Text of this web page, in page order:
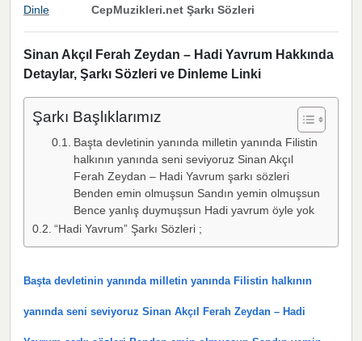
Dinle
CepMuzikleri.net Şarkı Sözleri
Sinan Akçıl Ferah Zeydan – Hadi Yavrum Hakkında
Detaylar, Şarkı Sözleri ve Dinleme Linki
Şarkı Başlıklarımız
Başta devletinin yanında milletin yanında Filistin
halkının yanında seni seviyoruz Sinan Akçıl
Ferah Zeydan – Hadi Yavrum şarkı sözleri
Benden emin olmuşsun Sandın yemin olmuşsun
Bence yanlış duymuşsun Hadi yavrum öyle yok
“Hadi Yavrum” Şarkı Sözleri ;
Başta devletinin yanında milletin yanında Filistin halkının
yanında seni seviyoruz Sinan Akçıl Ferah Zeydan – Hadi